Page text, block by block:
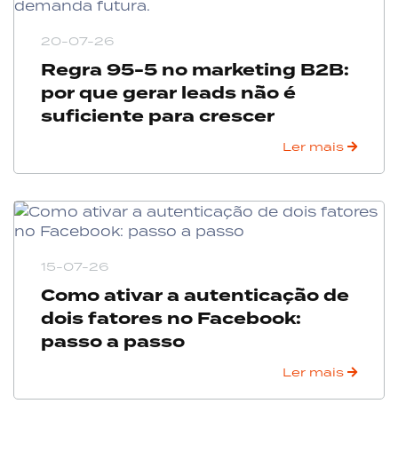
20-07-26
Regra 95-5 no marketing B2B:
por que gerar leads não é
suficiente para crescer
Ler mais
15-07-26
Como ativar a autenticação de
dois fatores no Facebook:
passo a passo
Ler mais